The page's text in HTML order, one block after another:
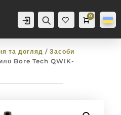
Аккаунт Пошук
Баж
анн
Cart
0
0,0грн
та догляд / Засоби
Bore Tech QWIK-